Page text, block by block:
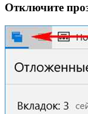
Отключите